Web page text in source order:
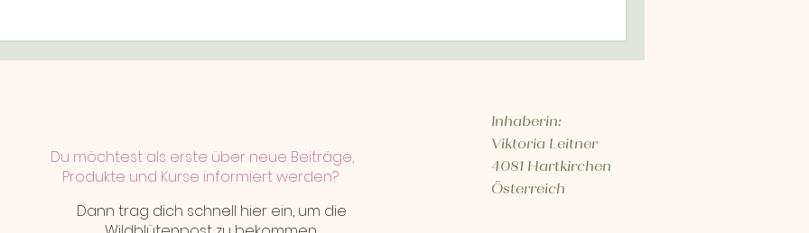
Dann trag dich schnell hier ein, um die
Du möchtest als erste über neue Beiträge,
Produkte und Kurse informiert werden?
Inhaberin:
Viktoria Leitner
4081 Hartkirchen
Österreich